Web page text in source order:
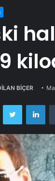
BİÇER
Twitter